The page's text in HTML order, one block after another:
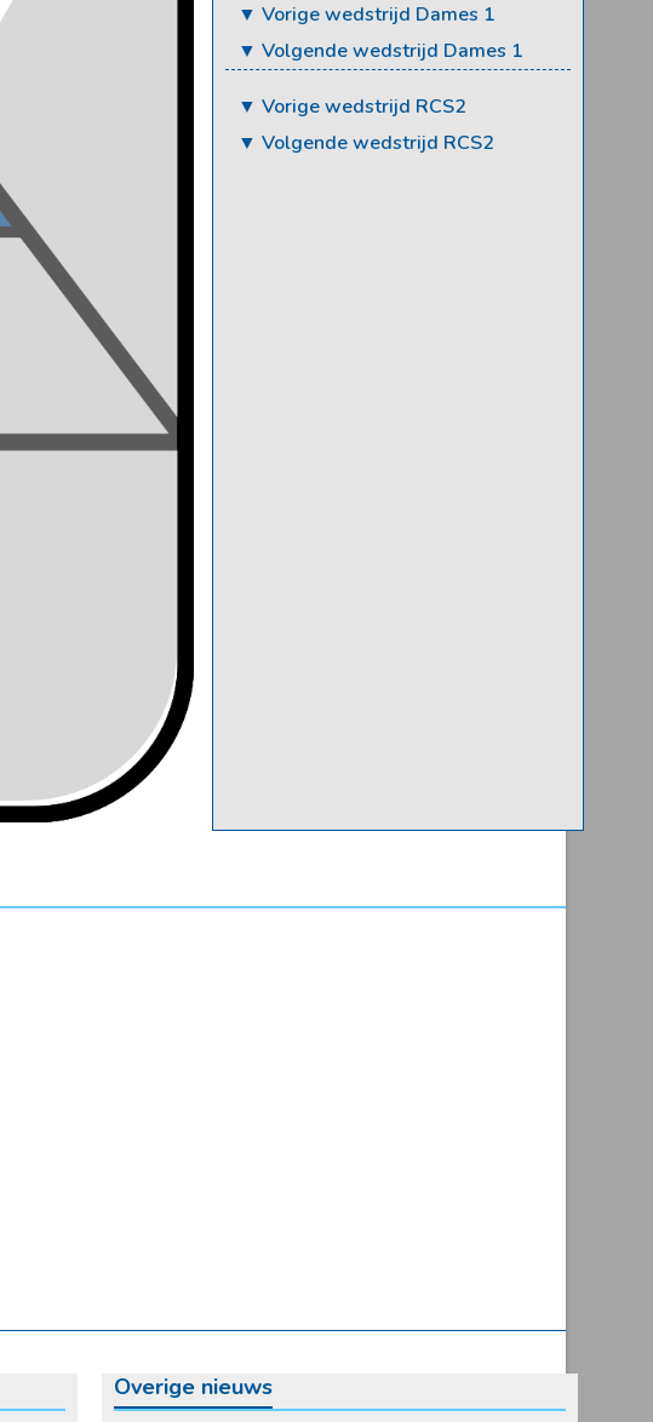
▼ Vorige wedstrijd Dames 1
▼ Volgende wedstrijd Dames 1
▼ Vorige wedstrijd RCS2
▼ Volgende wedstrijd RCS2
Overige nieuws